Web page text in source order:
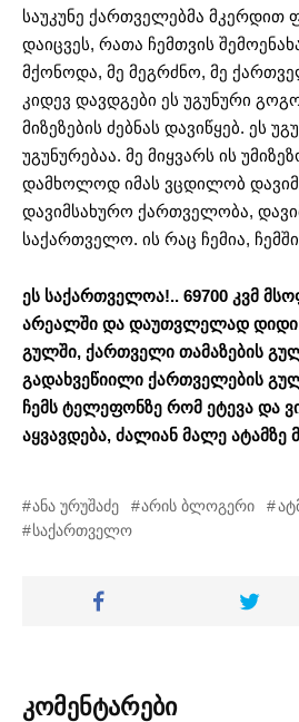
საუკუნე ქართველებმა მკერდით
დაიცვეს, რათა ჩემთვის
მქონოდა, მე მეგრძნო, მე
კიდევ დავდგები ეს უგუნური
მიზეზების ძებნას დავიწყებ. ეს
უგუნურებაა. მე მიყვარს ის
დამხოლოდ იმას ვცდილობ
დავიმსახურო ქართველობა,
საქართველო. ის რაც ჩემია,
ეს საქართველოა!.. 69700 კვმ
არეალში და დაუთვლელად დიდი
გულში, ქართველი თამაზების
გადახვეწიილი ქართველების
ჩემს ტელეფონზე რომ ეტევა და
აყვავდება, ძალიან მალე ატამზე
ანა ურუშაძე არის ბლოგერი
საქართველო
კომენტარები